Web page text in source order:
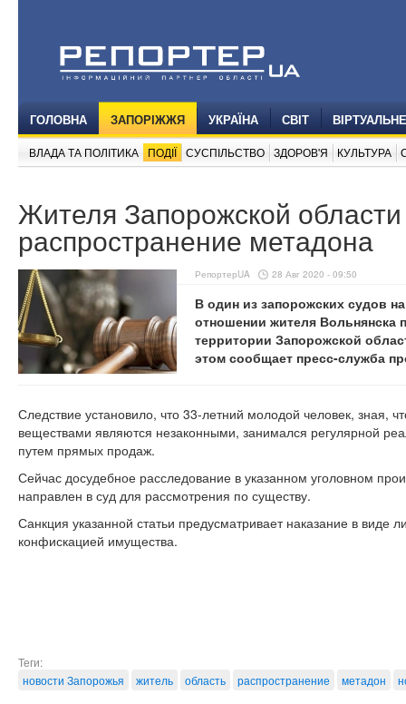
ГОЛОВНА ЗАПОРІЖЖЯ УКРАЇНА СВІТ
ВЛАДА ТА ПОЛІТИКА ПОДІЇ СУСПІЛЬСТВО ЗДОРОВ'Я КУЛЬТУРА
Жителя Запорожской области
распространение метадона
РепортерUA 28 Авг 2020 - 09:50
В один из запорожских судов
отношении жителя Вольнянска
территории Запорожской
этом сообщает пресс-служба
Следствие установило, что 33-летний молодой человек, зная,
веществами являются незаконными, занимался регулярной
путем прямых продаж.
Сейчас досудебное расследование в указанном уголовном
направлен в суд для рассмотрения по существу.
Санкция указанной статьи предусматривает наказание в виде
конфискацией имущества.
Теги:
новости Запорожья
житель область распространение метадон